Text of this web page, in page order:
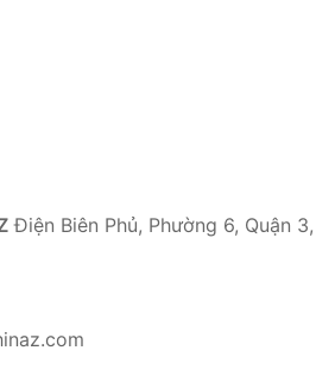
Điện Biên Phủ, Phường 6, Quận 3,